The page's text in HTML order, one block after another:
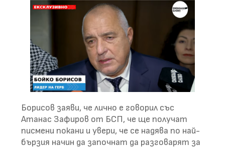
Борисов заяви, че лично е говорил със
Атанас Зафиров от БСП, че ще получат
писмени покани и увери, че се надява по най-
бързия начин да започнат да разговарят за